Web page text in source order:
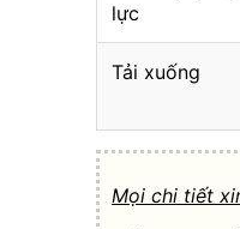
lực
Tải xuống
Mọi chi tiết